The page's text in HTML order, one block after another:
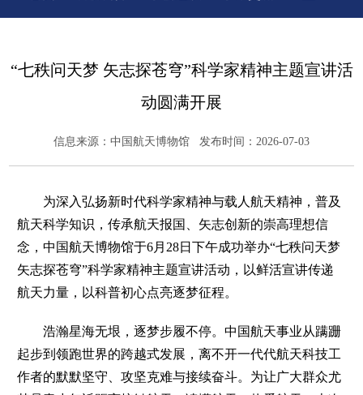
“七秩问天梦 矢志探苍穹”科学家精神主题宣讲活
动圆满开展
信息来源： 中国航天博物馆 发布时间：2026-07-03
为深入弘扬新时代科学家精神与载人航天精神，普及
航天科学知识，传承航天报国、矢志创新的崇高理想信
念，中国航天博物馆于6月28日下午成功举办“七秩问天梦
矢志探苍穹”科学家精神主题宣讲活动，以鲜活宣讲传递
航天力量，以科普初心点亮逐梦征程。
浩瀚星海无垠，逐梦步履不停。中国航天事业从蹒跚
起步到领跑世界的跨越式发展，离不开一代代航天科技工
作者的默默坚守、攻坚克难与接续奋斗。为让广大群众尤